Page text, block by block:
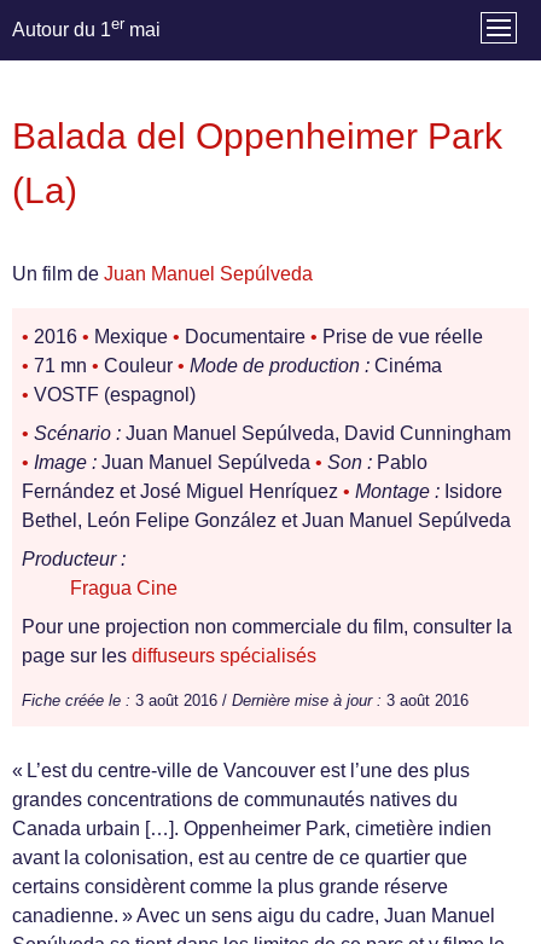
Autour du 1er mai
Balada del Oppenheimer Park
(La)
Un film de Juan Manuel Sepúlveda
• 2016 • Mexique • Documentaire • Prise de vue réelle
• 71 mn • Couleur • Mode de production : Cinéma
• VOSTF (espagnol)
• Scénario : Juan Manuel Sepúlveda, David Cunningham
• Image : Juan Manuel Sepúlveda • Son : Pablo
Fernández et José Miguel Henríquez • Montage : Isidore
Bethel, León Felipe González et Juan Manuel Sepúlveda
Producteur :
Fragua Cine
Pour une projection non commerciale du film, consulter la
page sur les diffuseurs spécialisés
Fiche créée le : 3 août 2016 / Dernière mise à jour : 3 août 2016
« L’est du centre-ville de Vancouver est l’une des plus
grandes concentrations de communautés natives du
Canada urbain […]. Oppenheimer Park, cimetière indien
avant la colonisation, est au centre de ce quartier que
certains considèrent comme la plus grande réserve
canadienne. » Avec un sens aigu du cadre, Juan Manuel